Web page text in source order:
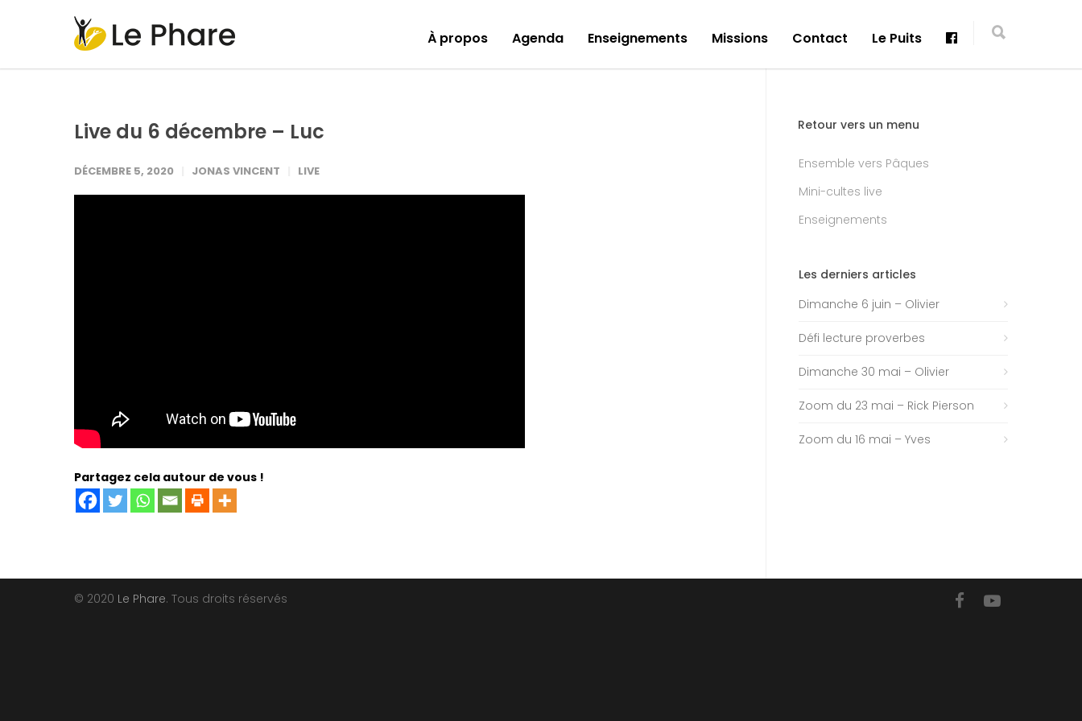
À propos Agenda Enseignements Missions Contact Le Puits
Live du 6 décembre – Luc
DÉCEMBRE 5, 2020 JONAS VINCENT LIVE
Partagez cela autour de vous !
Retour vers un menu
Ensemble vers Pâques
Mini-cultes live
Enseignements
Les derniers articles
Dimanche 6 juin – Olivier
Défi lecture proverbes
Dimanche 30 mai – Olivier
Zoom du 23 mai – Rick Pierson
Zoom du 16 mai – Yves
© 2020 Le Phare. Tous droits réservés